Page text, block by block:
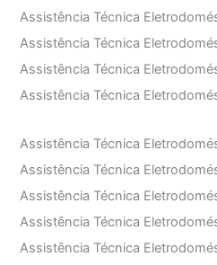
Assistência Técnica
Assistência Técnica
Assistência Técnica
Assistência Técnica
Assistência Técnica
Assistência Técnica
Assistência Técnica
Assistência Técnica
Assistência Técnica